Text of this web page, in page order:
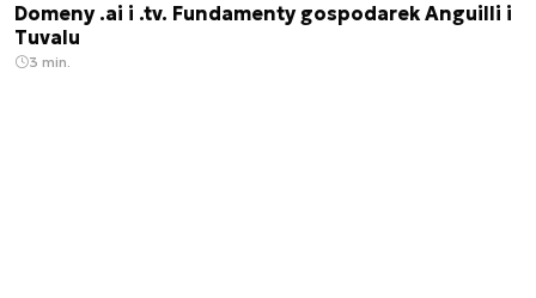
Domeny .ai i .tv. Fundamenty gospodarek Anguilli i
Tuvalu
3 min.